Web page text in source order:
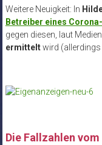
Weitere Neuigkeit: In
Betreiber eines
gegen diesen, laut
ermitteltwird (allerdings
Die Fallzahlen